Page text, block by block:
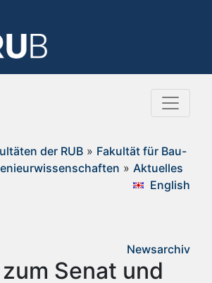
der RUB» Fakultät für Bau-
» Aktuelles
English
Newsarchiv
Senat und